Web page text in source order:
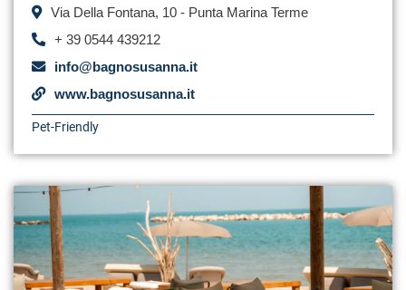
Via Della Fontana, 10 - Punta Marina Terme
+ 39 0544 439212
info@bagnosusanna.it
www.bagnosusanna.it
Pet-Friendly